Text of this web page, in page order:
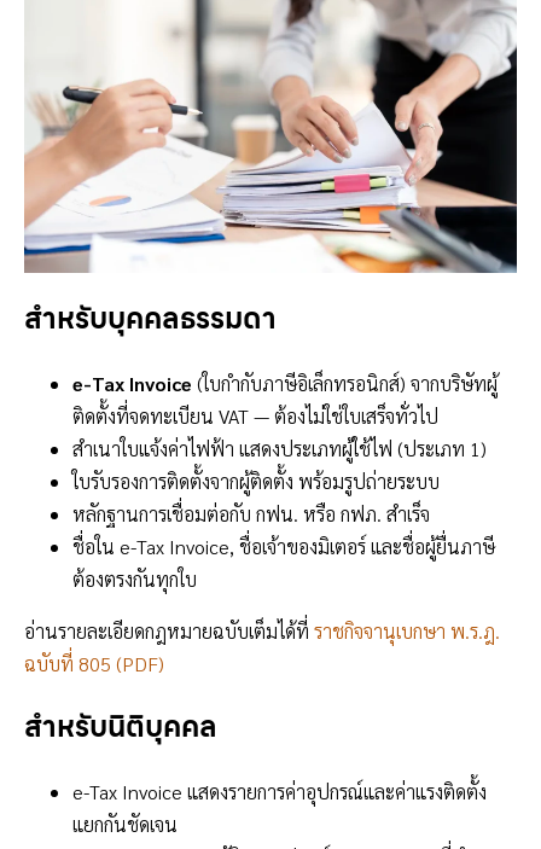
สำหรับบุคคลธรรมดา
e-Tax Invoice (ใบกำกับภาษีอิเล็กทรอนิกส์) จากบริษัทผู้
ติดตั้งที่จดทะเบียน VAT — ต้องไม่ใช่ใบเสร็จทั่วไป
สำเนาใบแจ้งค่าไฟฟ้า แสดงประเภทผู้ใช้ไฟ (ประเภท 1)
ใบรับรองการติดตั้งจากผู้ติดตั้ง พร้อมรูปถ่ายระบบ
หลักฐานการเชื่อมต่อกับ กฟน. หรือ กฟภ. สำเร็จ
ชื่อใน e-Tax Invoice, ชื่อเจ้าของมิเตอร์ และชื่อผู้ยื่นภาษี
ต้องตรงกันทุกใบ
อ่านรายละเอียดกฎหมายฉบับเต็มได้ที่ ราชกิจจานุเบกษา พ.ร.ฎ.
ฉบับที่ 805 (PDF)
สำหรับนิติบุคคล
e-Tax Invoice แสดงรายการค่าอุปกรณ์และค่าแรงติดตั้ง
แยกกันชัดเจน